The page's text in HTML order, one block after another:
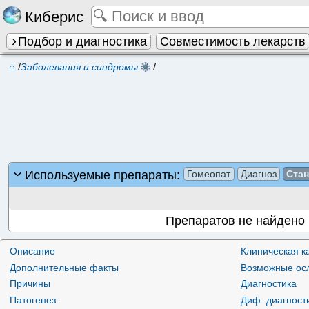
Киберис
Подбор и диагностика Совместимость лекарств
⌂ /Заболевания и синдромы /
Используемые препараты: Гомеопат Диагноз
Препаратов не найдено
Описание
Дополнительные факты
Причины
Патогенез
Клиническая
Возможные
Диагностика
Диф.